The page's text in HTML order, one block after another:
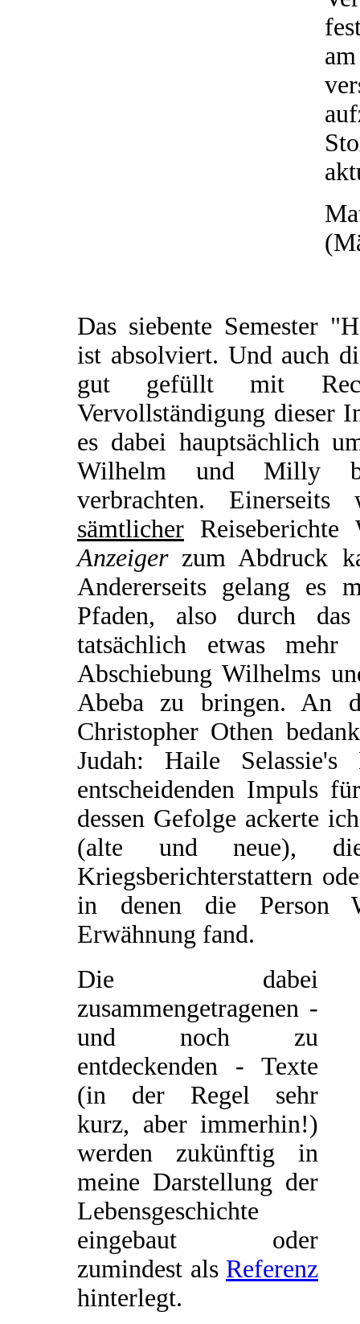
Das siebente Semester
ist absolviert. Und auch
gut gefüllt mit
Vervollständigung dieser
es dabei hauptsächlich
Wilhelm und Milly
verbrachten.
sämtlicher
Anzeigerzum Abdruck
Andererseits gelang es
Pfaden, also durch das
tatsächlich etwas
Abschiebung Wilhelms
Abeba zu bringen. An
Christopher Othen
Judah: Haile
entscheidenden Impuls
dessen Gefolge ackerte
(alte und neue),
Kriegsberichterstattern
in denen die Person
Erwähnung fand.
Die dabei
zusammengetragenen -
und noch zu
entdeckenden - Texte
(in der Regel sehr
kurz, aber immerhin!)
werden zukünftig in
meine Darstellung der
Lebensgeschichte
eingebaut oder
zumindest als Referenz
hinterlegt.